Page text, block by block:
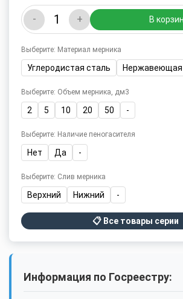
- + В
Выберите: Материал мерника
Углеродистая сталь Нержавеющая
Выберите: Объем мерника, дм3
2 5 10 20 50 -
Выберите: Наличие пеногасителя
Нет Да -
Выберите: Слив мерника
Верхний Нижний -
📋 Все товары серии
Информация по Госреестру: